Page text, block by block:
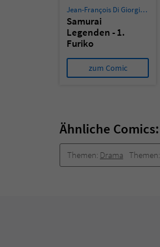
Jean-François Di Giorgio,
Samurai
Legenden - 1.
Furiko
zum Comic
Ähnliche Comics:
Themen: Drama Themen: